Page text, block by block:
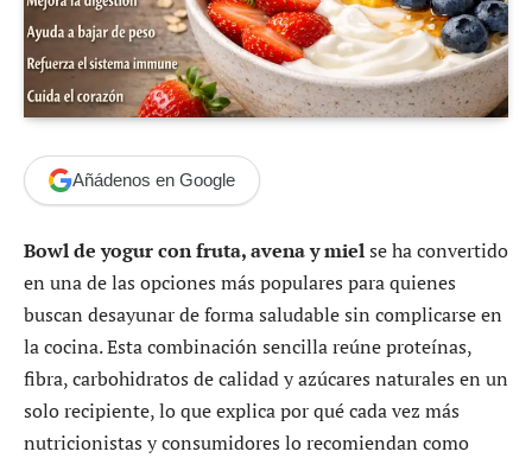
Añádenos en Google
Bowl de yogur con fruta, avena y mielse ha convertido
en una de las opciones más populares para quienes
buscan desayunar de forma saludable sin complicarse en
la cocina. Esta combinación sencilla reúne proteínas,
fibra, carbohidratos de calidad y azúcares naturales en un
solo recipiente, lo que explica por qué cada vez más
nutricionistas y consumidores lo recomiendan como